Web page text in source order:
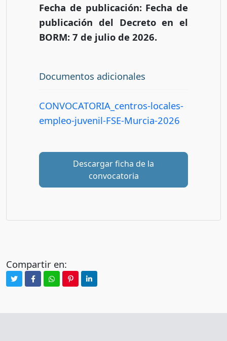
Fecha de publicación: Fecha de
publicación del Decreto en el
BORM: 7 de julio de 2026.
Documentos adicionales
CONVOCATORIA_centros-locales-
empleo-juvenil-FSE-Murcia-2026
Descargar ficha de la
convocatoria
Compartir en: